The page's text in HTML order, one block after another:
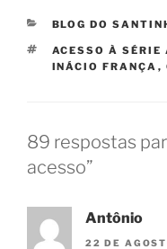
CATEGORIAS
BLOG DO
TAGS
ACESSO À SÉRIE
INÁCIO FRANÇA ,
89 respostas
acesso”
Antônio
22 DE